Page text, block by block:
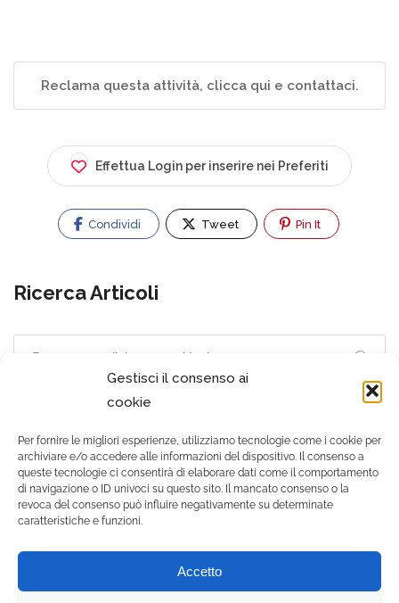
Gestisci il consenso ai
cookie
Per fornire le migliori esperienze, utilizziamo tecnologie come i cookie per
archiviare e/o accedere alle informazioni del dispositivo. Il consenso a
queste tecnologie ci consentirà di elaborare dati come il comportamento
di navigazione o ID univoci su questo sito. Il mancato consenso o la
revoca del consenso può influire negativamente su determinate
caratteristiche e funzioni.
Accetto
Reclama questa attività, clicca qui e contattaci.
Effettua Login per inserire nei Preferiti
Condividi Tweet Pin It
Ricerca Articoli
© 2021 Gruppo Zooiatra
srls - Tutti i diritti riservati. |
P.IVA 12556500010 |